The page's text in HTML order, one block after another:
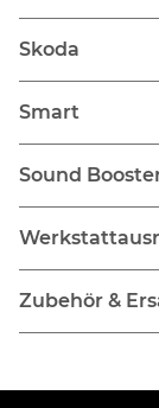
Skoda
Smart
Sound
Zubehör &